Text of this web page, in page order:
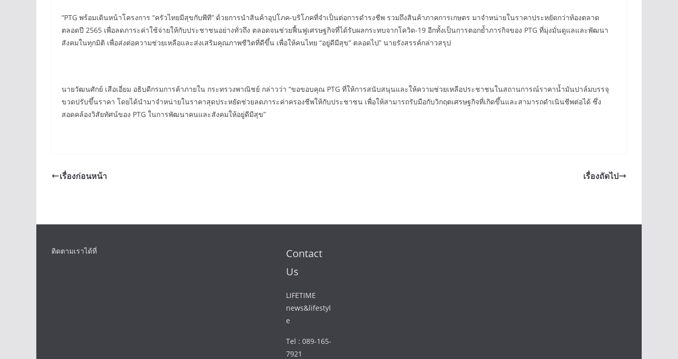
“PTG พร้อมเดินหน้าโครงการ “ครัวไทยมีสุขกับพีที” ด้วยการนำสินค้าอุปโภค-บริโภคที่จำเป็นต่อการดำรงชีพ รวมถึงสินค้าภาคการเกษตร มาจำหน่ายในราคาประหยัดกว่าท้องตลาด
ตลอดปี 2565 เพื่อลดภาระค่าใช้จ่ายให้กับประชาชนอย่างทั่วถึง ตลอดจนช่วยฟื้นฟูเศรษฐกิจที่ได้รับผลกระทบจากโควิด-19 อีกทั้งเป็นการตอกย้ำภารกิจของ PTG ที่มุ่งมั่นดูแลและพัฒนา
สังคมในทุกมิติ เพื่อส่งต่อความช่วยเหลือและส่งเสริมคุณภาพชีวิตที่ดีขึ้น เพื่อให้คนไทย “อยู่ดีมีสุข” ตลอดไป” นายรังสรรค์กล่าวสรุป
นายวัฒนศักย์ เสือเอี่ยม อธิบดีกรมการค้าภายใน กระทรวงพาณิชย์ กล่าวว่า “ขอขอบคุณ PTG ที่ให้การสนับสนุนและให้ความช่วยเหลือประชาชนในสถานการณ์ราคาน้ำมันปาล์มบรรจุ
ขวดปรับขึ้นราคา โดยได้นำมาจำหน่ายในราคาสุดประหยัดช่วยลดภาระค่าครองชีพให้กับประชาชน เพื่อให้สามารถรับมือกับวิกฤตเศรษฐกิจที่เกิดขึ้นและสามารถดำเนินชีพต่อได้ ซึ่ง
สอดคล้องวิสัยทัศน์ของ PTG ในการพัฒนาคนและสังคมให้อยู่ดีมีสุข”
เรื่องก่อนหน้า เรื่องถัดไป
ติดตามเราได้ที่
Contact
Us
LIFETIME
news&lifestyl
e
Tel : 089-165-
7921